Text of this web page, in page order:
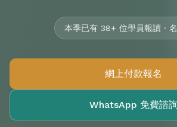
本季已有 38+ 位學員報讀 ·
網上付款報名
WhatsApp 免費諮詢